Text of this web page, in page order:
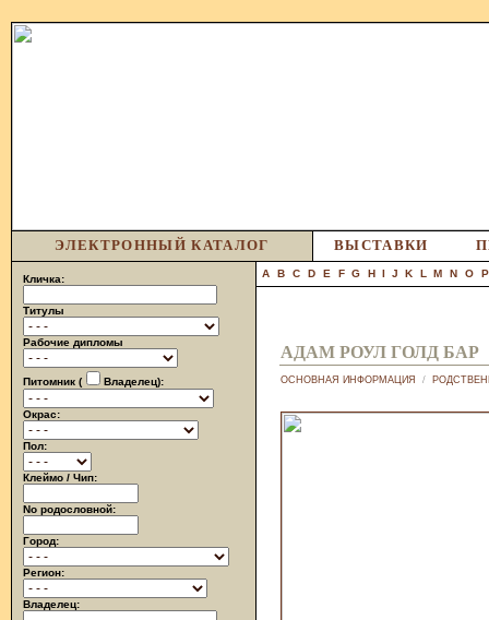
ЭЛЕКТРОННЫЙ КАТАЛОГ ВЫСТАВКИ
Кличка:
Титулы
Рабочие дипломы
Питомник ( Владелец):
Окрас:
Пол:
Клеймо / Чип:
No родословной:
Город:
Регион:
Владелец:
A B C D E F G H I J K L M N O P
АДАМ РОУЛ ГОЛД БАР
ОСНОВНАЯ ИНФОРМАЦИЯ /